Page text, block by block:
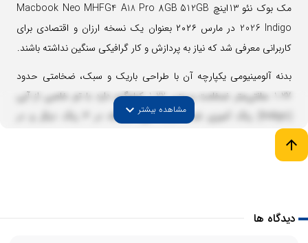
مک بوک نئو 13اینچ Macbook Neo MHFG4
A18 Pro 8GB 512GB
2026 Indigo در مارس ۲۰۲۶ بعنوان یک نسخه ارزان و اقتصادی برای
کاربرانی معرفی شد که نیاز به پردازش و کار گرافیکی سنگین نداشته باشند.
بدنه آلومینیومی یکپارچه آن با طراحی باریک و سبک، ضخامتی حدود
1.27 سانتی‌متر ضخامت و وزن 1.22 کیلوگرم دارد با تم خاصی از آبی
(Indigo) رنگ آمیزی شده است. این دستگاه در ۳ رنگ دیگر و در
پیکربندی متنوع ارائه شده که برای مشاهده آنها باید به دسته
مراجعه نمایید.
یک میلیارد رنگ نیزر از دیگر مشخصات آن است.
مشاهده بیشتر expand_more
arrow_upward
دیدگاه ها